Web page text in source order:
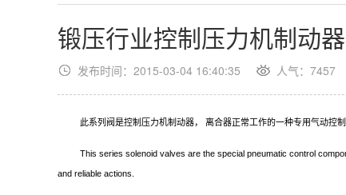
锻压行业控制压力机制动
发布时间：2015-03-04 16:40:35 人气：7457
此系列阀是控制压力机制动器， 离合器正常工作的一种专用气动控
This series solenoid valves are the special pneumatic control
and reliable actions.